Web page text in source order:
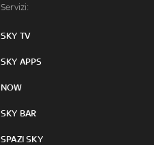
Servizi:
SKY TV
SKY APPS
NOW
SKY BAR
SPAZI SKY